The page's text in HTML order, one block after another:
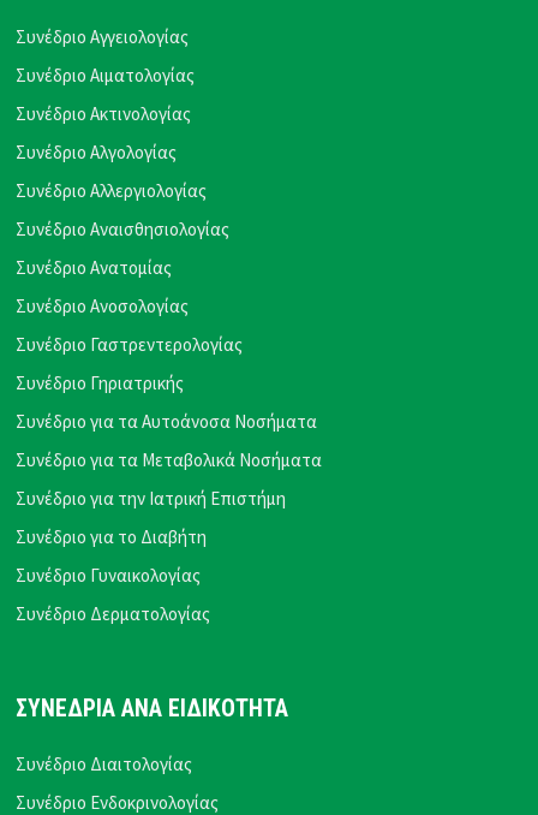
Συνέδριο Αγγειολογίας
Συνέδριο Αιματολογίας
Συνέδριο Ακτινολογίας
Συνέδριο Αλγολογίας
Συνέδριο Αλλεργιολογίας
Συνέδριο Αναισθησιολογίας
Συνέδριο Ανατομίας
Συνέδριο Ανοσολογίας
Συνέδριο Γαστρεντερολογίας
Συνέδριο Γηριατρικής
Συνέδριο για τα Αυτοάνοσα Νοσήματα
Συνέδριο για τα Μεταβολικά Νοσήματα
Συνέδριο για την Ιατρική Επιστήμη
Συνέδριο για το Διαβήτη
Συνέδριο Γυναικολογίας
Συνέδριο Δερματολογίας
ΣΥΝΕΔΡΙΑ ΑΝΑ ΕΙΔΙΚΟΤΗΤΑ
Συνέδριο Διαιτολογίας
Συνέδριο Ενδοκρινολογίας